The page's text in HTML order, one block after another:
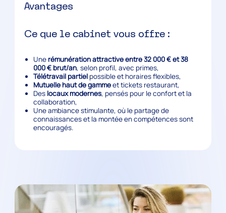
Avantages
Ce que le cabinet vous offre :
Une rémunération attractive entre 32 000 € et 38
000 € brut/an, selon profil, avec primes,
Télétravail partielpossible et horaires flexibles,
Mutuelle haut de gammeet tickets restaurant,
Des locaux modernes, pensés pour le confort et la
collaboration,
Une ambiance stimulante, où le partage de
connaissances et la montée en compétences sont
encouragés.